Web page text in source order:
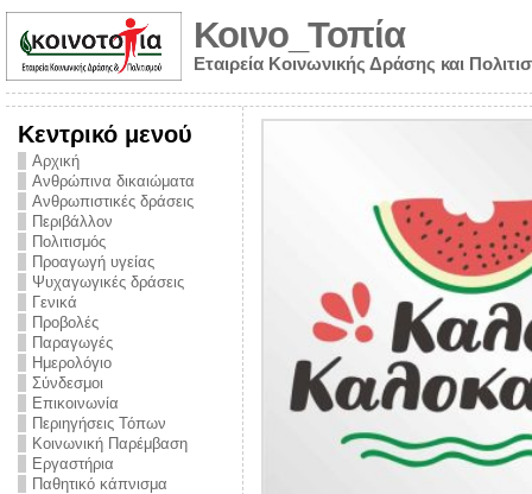
Κοινο_Τοπία
Εταιρεία Κοινωνικής Δράσης και
Κεντρικό μενού
Αρχική
Ανθρώπινα δικαιώματα
Ανθρωπιστικές δράσεις
Περιβάλλον
Πολιτισμός
Προαγωγή υγείας
Ψυχαγωγικές δράσεις
Γενικά
Προβολές
Παραγωγές
Ημερολόγιο
Σύνδεσμοι
Επικοινωνία
Περιηγήσεις Τόπων
Κοινωνική Παρέμβαση
Εργαστήρια
Παθητικό κάπνισμα
από την
την ημέρα
και
στο